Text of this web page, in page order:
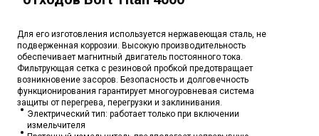
Для его изготовления используется нержавеющая сталь, не
подверженная коррозии. Высокую производительность
обеспечивает магнитный двигатель постоянного тока.
Фильтрующая сетка с резиновой пробкой предотвращает
возникновение засоров. Безопасность и долговечность
функционирования гарантирует многоуровневая система
защиты от перегрева, перегрузки и заклинивания.
Электрический тип: работает только при включении
измельчителя